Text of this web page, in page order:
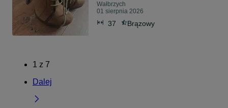
Wałbrzych
01 sierpnia 2026
37 Brązowy
1 z 7
Dalej